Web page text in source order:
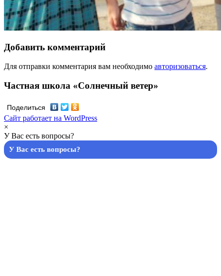
Добавить комментарий
Для отправки комментария вам необходимо авторизоваться.
Частная школа «Солнечный ветер»
Поделиться
Сайт работает на WordPress
×
У Вас есть вопросы?
У Вас есть вопросы?